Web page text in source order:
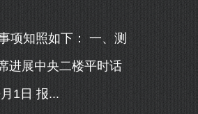
知照如下： 一、测
进展中央二楼平时话
1日 报...